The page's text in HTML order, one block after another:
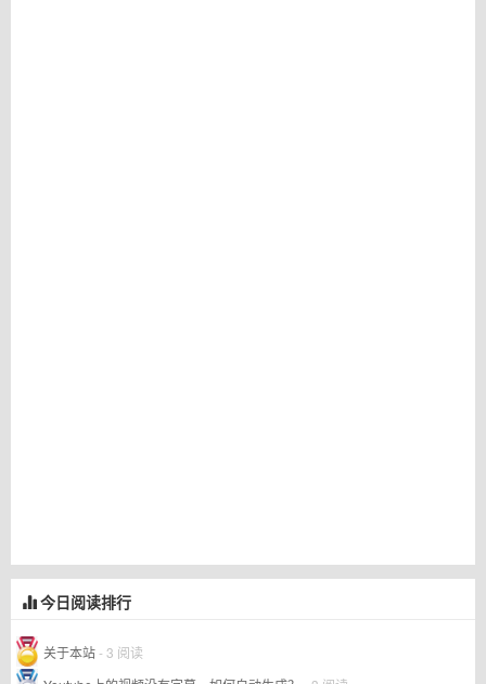
今日阅读排行
关于本站- 3 阅读